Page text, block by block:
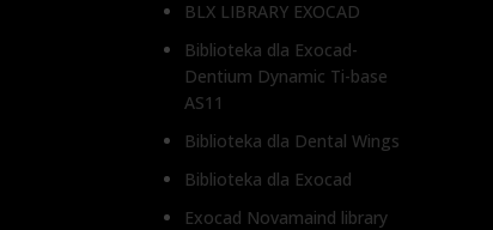
0,5 mm, 1,5 mm
TYP ŁĄCZNIKA
Bez antyrotacji, Z zabezpieczeniem
przed obrotem
BLX LIBRARY EXOCAD
Biblioteka dla Exocad-
Dentium Dynamic Ti-base
AS11
Biblioteka dla Dental Wings
Biblioteka dla Exocad
Exocad Novamaind library